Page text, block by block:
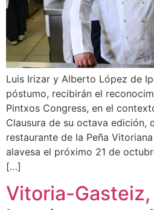
Luis Irizar y Alberto López de
póstumo, recibirán el
Pintxos Congress, en el
Clausura de su octava edición,
restaurante de la Peña
alavesa el próximo 21 de
[…]
Vitoria-